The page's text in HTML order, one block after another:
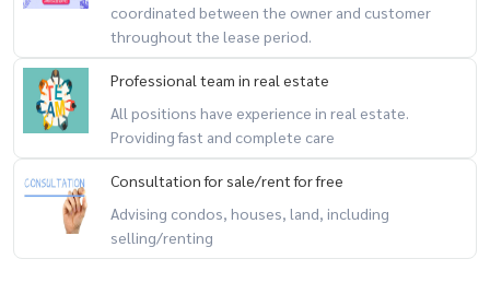
coordinated between the owner and customer
throughout the lease period.
Professional team in real estate
All positions have experience in real estate.
Providing fast and complete care
Consultation for sale/rent for free
Advising condos, houses, land, including
selling/renting